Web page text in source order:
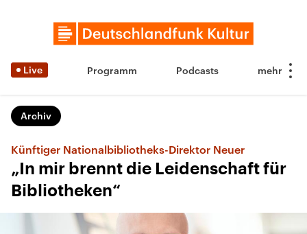
Live Programm Podcasts
Archiv
Künftiger Nationalbibliotheks-Direktor Neuer
„In mir brennt die Leidenschaft für
Bibliotheken“